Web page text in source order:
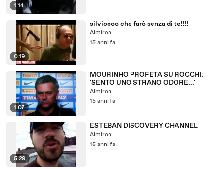
1:14
0:19
silvioooo che farò senza di te!!!!
Almiron
15 anni fa
1:07
MOURINHO PROFETA SU ROCCHI:
'SENTO UNO STRANO ODORE...'
Almiron
15 anni fa
5:29
ESTEBAN DISCOVERY CHANNEL
Almiron
15 anni fa